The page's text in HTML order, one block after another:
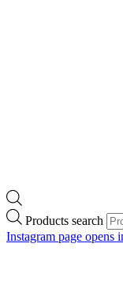
Products search
Instagram page opens